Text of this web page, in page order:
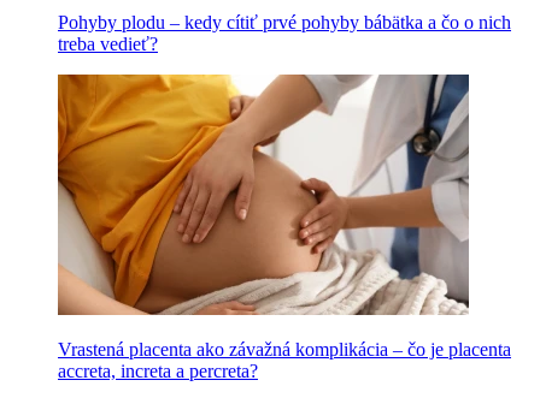
Pohyby plodu – kedy cítiť prvé pohyby bábätka a čo o nich
treba vedieť?
Vrastená placenta ako závažná komplikácia – čo je placenta
accreta, increta a percreta?